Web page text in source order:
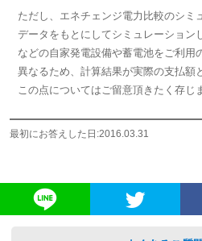
ただし、エネチェンジ電力比較のシミ
データをもとにしてシミュレーション
などの自家発電設備や蓄電池をご利用
異なるため、計算結果が実際の支払額
この点についてはご留意頂きたく存じ
最初にお答えした日:2016.03.31